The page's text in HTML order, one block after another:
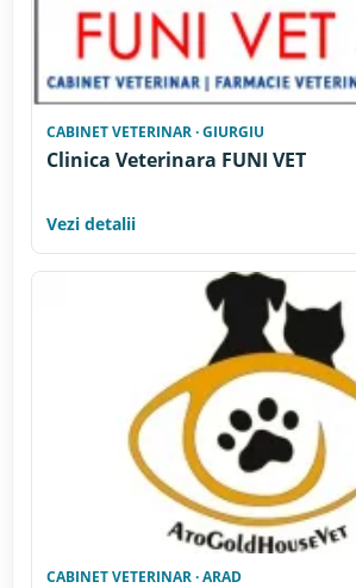
CABINET VETERINAR · GIURGIU
Clinica Veterinara FUNI VET
Vezi detalii
CABINET VETERINAR · ARAD